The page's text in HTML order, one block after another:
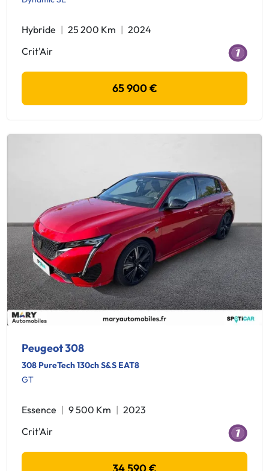
Hybride 25 200 Km
2024
Crit'Air
65 900 €
Peugeot 308
308 PureTech 130ch S&S EAT8
GT
Essence 9 500 Km
2023
Crit'Air